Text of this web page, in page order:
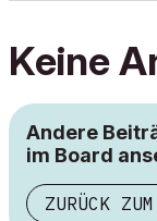
Keine
Andere
im Board
ZURÜCK